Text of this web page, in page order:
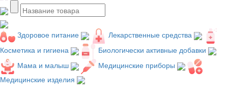
Здоровое питание
Лекарственные средства
Косметика и гигиена
Биологически активные добавки
Мама и малыш
Медицинские приборы
Медицинские изделия